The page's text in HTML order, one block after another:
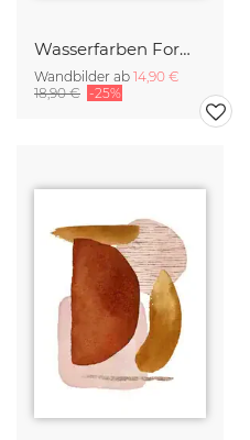
Wasserfarben Formen in Navy 5
Wandbilder ab 14,90 €
18,90 € -25%